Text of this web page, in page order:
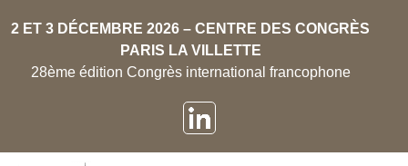
2 ET 3 DÉCEMBRE 2026 – CENTRE DES CONGRÈS
PARIS LA VILLETTE
28ème édition Congrès international francophone